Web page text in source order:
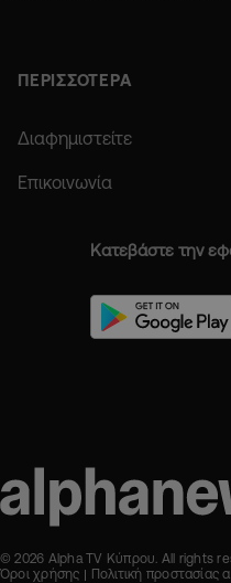
ΠΕΡΙΣΣΟΤΕΡΑ
Διαφημιστείτε
Επικοινωνία
Κατεβάστε την
© 2026 Alpha TV Κύπρου. All rights
Όροι χρήσης
Πολιτική προστασίας